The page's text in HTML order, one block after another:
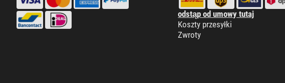
odstąp od umowy tutaj
Koszty przesyłki
Zwroty